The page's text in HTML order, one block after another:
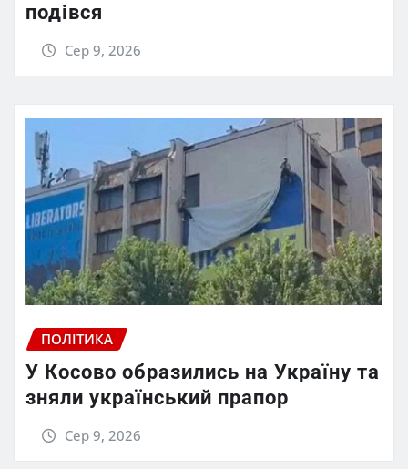
подівся
Сер 9, 2026
ПОЛІТИКА
У Косово образились на Україну та
зняли український прапор
Сер 9, 2026